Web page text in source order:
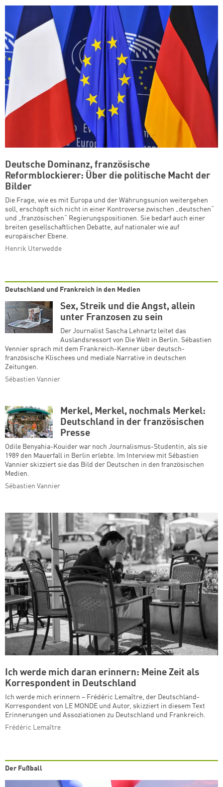
Deutsche Dominanz, französische
Reformblockierer: Über die politische Macht der
Bilder
Die Frage, wie es mit Europa und der Währungsunion weitergehen
soll, erschöpft sich nicht in einer Kontroverse zwischen „deutschen“
und „französischen“ Regierungspositionen. Sie bedarf auch einer
breiten gesellschaftlichen Debatte, auf nationaler wie auf
europäischer Ebene.
Henrik Uterwedde
Deutschland und Frankreich in den Medien
Sex, Streik und die Angst, allein
unter Franzosen zu sein
Der Journalist Sascha Lehnartz leitet das
Auslandsressort von Die Welt in Berlin. Sébastien
Vennier sprach mit dem Frankreich-Kenner über deutsch-
französische Klischees und mediale Narrative in deutschen
Zeitungen.
Sébastien Vannier
Merkel, Merkel, nochmals Merkel:
Deutschland in der französischen
Presse
Odile Benyahia-Kouider war noch Journalismus-Studentin, als sie
1989 den Mauerfall in Berlin erlebte. Im Interview mit Sébastien
Vannier skizziert sie das Bild der Deutschen in den französischen
Medien.
Sébastien Vannier
Ich werde mich daran erinnern: Meine Zeit als
Korrespondent in Deutschland
Ich werde mich erinnern – Frédéric Lemaître, der Deutschland-
Korrespondent von LE MONDE und Autor, skizziert in diesem Text
Erinnerungen und Assoziationen zu Deutschland und Frankreich.
Frédéric Lemaître
Der Fußball
Zum Warenkorb